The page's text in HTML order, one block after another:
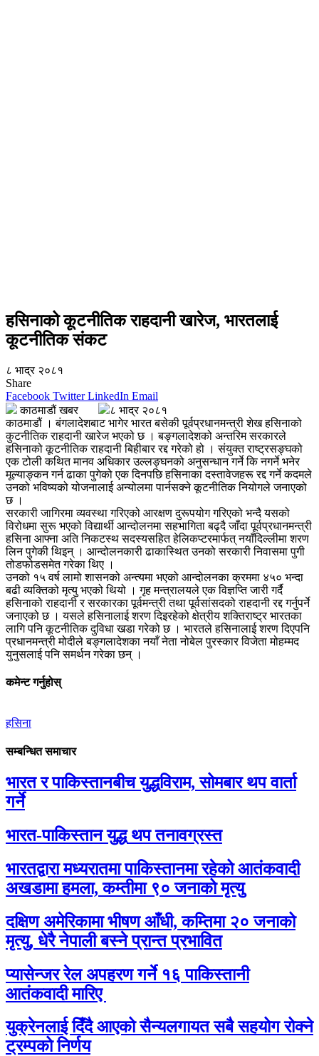
हसिनाको कूटनीतिक राहदानी खारेज, भारतलाई
कूटनीतिक संकट
८ भाद्र २०८१
Share
Facebook Twitter LinkedIn Email
काठमाडौं खबर
८ भाद्र २०८१
काठमाडौं । बंगलादेशबाट भागेर भारत बसेकी पूर्वप्रधानमन्त्री शेख हसिनाको
कुटनीतिक राहदानी खारेज भएको छ । बङ्गलादेशको अन्तरिम सरकारले
हसिनाको कूटनीतिक राहदानी बिहीबार रद्द गरेको हो । संयुक्त राष्ट्रसङ्घको
एक टोली कथित मानव अधिकार उल्लङ्घनको अनुसन्धान गर्ने कि नगर्ने भनेर
मूल्याङ्कन गर्न ढाका पुगेको एक दिनपछि हसिनाका दस्तावेजहरू रद्द गर्ने कदमले
उनको भविष्यको योजनालाई अन्योलमा पार्नसक्ने कूटनीतिक नियोगले जनाएको
छ ।
सरकारी जागिरमा व्यवस्था गरिएको आरक्षण दुरूपयोग गरिएको भन्दै यसको
विरोधमा सुरू भएको विद्यार्थी आन्दोलनमा सहभागिता बढ्दै जाँदा पूर्वप्रधानमन्त्री
हसिना आफ्ना अति निकटस्थ सदस्यसहित हेलिकप्टरमार्फत् नयाँदिल्लीमा शरण
लिन पुगेकी थिइन् । आन्दोलनकारी ढाकास्थित उनको सरकारी निवासमा पुगी
तोडफोडसमेत गरेका थिए ।
उनको १५ वर्ष लामो शासनको अन्त्यमा भएको आन्दोलनका क्रममा ४५० भन्दा
बढी व्यक्तिको मृत्यु भएको थियो । गृह मन्त्रालयले एक विज्ञप्ति जारी गर्दै
हसिनाको राहदानी र सरकारका पूर्वमन्त्री तथा पूर्वसांसदको राहदानी रद्द गर्नुपर्ने
जनाएको छ । यसले हसिनालाई शरण दिइरहेको क्षेत्रीय शक्तिराष्ट्र भारतका
लागि पनि कूटनीतिक दुविधा खडा गरेको छ । भारतले हसिनालाई शरण दिएपनि
प्रधानमन्त्री मोदीले बङ्गलादेशका नयाँ नेता नोबेल पुरस्कार विजेता मोहम्मद
युनुसलाई पनि समर्थन गरेका छन् ।
कमेन्ट गर्नुहोस्
हसिना
सम्बन्धित समाचार
भारत र पाकिस्तानबीच युद्धविराम, सोमबार थप वार्ता
गर्ने
भारत-पाकिस्तान युद्ध थप तनावग्रस्त
भारतद्वारा मध्यरातमा पाकिस्तानमा रहेको आतंकवादी
अखडामा हमला, कम्तीमा ९० जनाको मृत्यु
दक्षिण अमेरिकामा भीषण आँधी, कम्तिमा २० जनाको
मृत्यु, धेरै नेपाली बस्ने प्रान्त प्रभावित
प्यासेन्जर रेल अपहरण गर्ने १६ पाकिस्तानी
आतंकवादी मारिए
युक्रेनलाई दिँदै आएको सैन्यलगायत सबै सहयोग रोक्ने
ट्रम्पको निर्णय